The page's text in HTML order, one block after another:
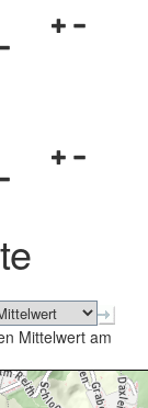
Mittelwert am